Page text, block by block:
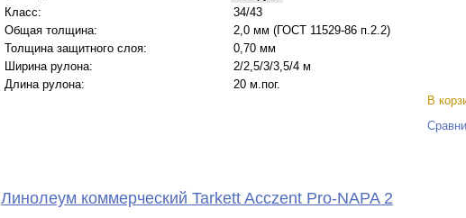
Класс:
34/43
Общая толщина:
2,0 мм (ГОСТ 11529-86 п.2.2)
Толщина защитного слоя:
0,70 мм
Ширина рулона:
2/2,5/3/3,5/4 м
Длина рулона:
20 м.пог.
В
Линолеум коммерческий Tarkett Acczent Pro-NAPA 2